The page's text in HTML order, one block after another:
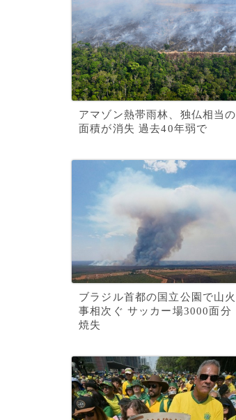
アマゾン熱帯雨林、独仏相当の
面積が消失 過去40年弱で
ブラジル首都の国立公園で山火
事相次ぐ サッカー場3000面分
焼失